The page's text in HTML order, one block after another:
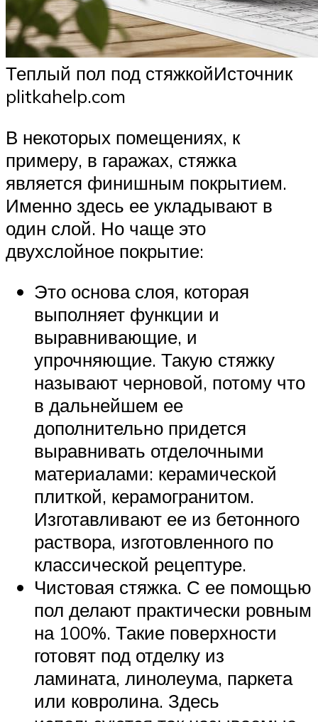
Теплый пол под стяжкойИсточник
plitkahelp.com
В некоторых помещениях, к
примеру, в гаражах, стяжка
является финишным покрытием.
Именно здесь ее укладывают в
один слой. Но чаще это
двухслойное покрытие:
Это основа слоя, которая
выполняет функции и
выравнивающие, и
упрочняющие. Такую стяжку
называют черновой, потому что
в дальнейшем ее
дополнительно придется
выравнивать отделочными
материалами: керамической
плиткой, керамогранитом.
Изготавливают ее из бетонного
раствора, изготовленного по
классической рецептуре.
Чистовая стяжка. С ее помощью
пол делают практически ровным
на 100%. Такие поверхности
готовят под отделку из
ламината, линолеума, паркета
или ковролина. Здесь